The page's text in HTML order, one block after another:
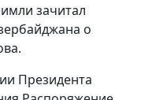
зачитал
о
Президента